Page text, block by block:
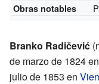
Obras notables
Branko Radičević
de marzo de 1824
julio de 1853 en